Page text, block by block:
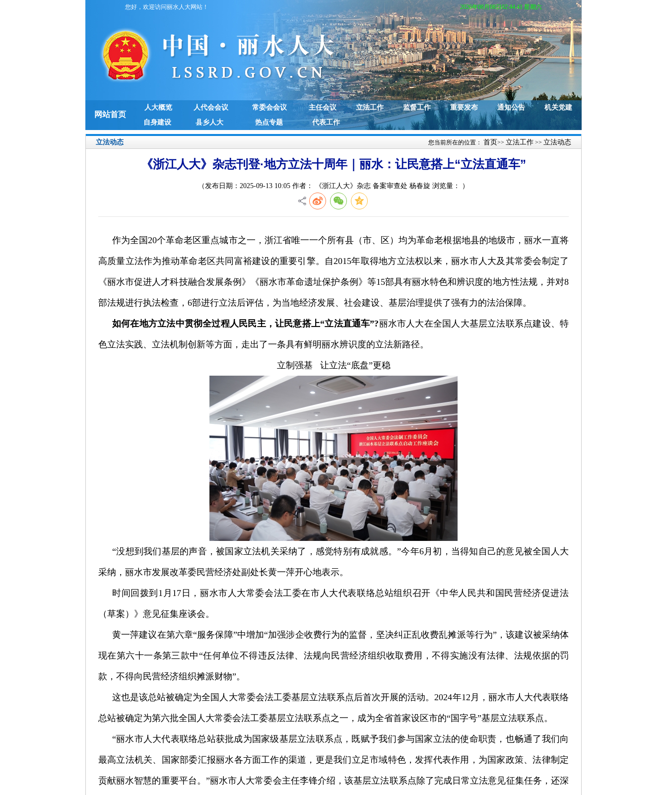
您好，欢迎访问丽水人大网站！ 2026年08月08日02:44:42 星期六
网站首页
人大概览 人代会会议 常委会会议 主任会议 立法工作 监督工作 重要发布 通知公告
机关党建
自身建设
县乡人大 热点专题 代表工作
立法动态 您当前所在的位置： 首页>> 立法工作 >> 立法动态
《浙江人大》杂志刊登·地方立法十周年｜丽水：让民意搭上“立法直通车”
（发布日期：2025-09-13 10:05 作者： 《浙江人大》杂志 备案审查处 杨春旋 浏览量： ）
作为全国20个革命老区重点城市之一，浙江省唯一一个所有县（市、区）均为革命老根据地县的地级市，丽水一直将
高质量立法作为推动革命老区共同富裕建设的重要引擎。自2015年取得地方立法权以来，丽水市人大及其常委会制定了
《丽水市促进人才科技融合发展条例》《丽水市革命遗址保护条例》等15部具有丽水特色和辨识度的地方性法规，并对8
部法规进行执法检查，6部进行立法后评估，为当地经济发展、社会建设、基层治理提供了强有力的法治保障。
如何在地方立法中贯彻全过程人民民主，让民意搭上“立法直通车”?丽水市人大在全国人大基层立法联系点建设、特
色立法实践、立法机制创新等方面，走出了一条具有鲜明丽水辨识度的立法新路径。
立制强基 让立法“底盘”更稳
“没想到我们基层的声音，被国家立法机关采纳了，感觉特别有成就感。”今年6月初，当得知自己的意见被全国人大
采纳，丽水市发展改革委民营经济处副处长黄一萍开心地表示。
时间回拨到1月17日，丽水市人大常委会法工委在市人大代表联络总站组织召开《中华人民共和国民营经济促进法
（草案）》意见征集座谈会。
黄一萍建议在第六章“服务保障”中增加“加强涉企收费行为的监督，坚决纠正乱收费乱摊派等行为”，该建议被采纳体
现在第六十一条第三款中“任何单位不得违反法律、法规向民营经济组织收取费用，不得实施没有法律、法规依据的罚
款，不得向民营经济组织摊派财物”。
这也是该总站被确定为全国人大常委会法工委基层立法联系点后首次开展的活动。2024年12月，丽水市人大代表联络
总站被确定为第六批全国人大常委会法工委基层立法联系点之一，成为全省首家设区市的“国字号”基层立法联系点。
“丽水市人大代表联络总站获批成为国家级基层立法联系点，既赋予我们参与国家立法的使命职责，也畅通了我们向
最高立法机关、国家部委汇报丽水各方面工作的渠道，更是我们立足市域特色，发挥代表作用，为国家政策、法律制定
贡献丽水智慧的重要平台。”丽水市人大常委会主任李锋介绍，该基层立法联系点除了完成日常立法意见征集任务，还深